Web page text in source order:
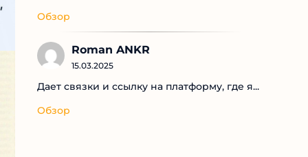
Обзор
Roman ANKR
15.03.2025
Дает связки и ссылку на платформу, где я...
Обзор